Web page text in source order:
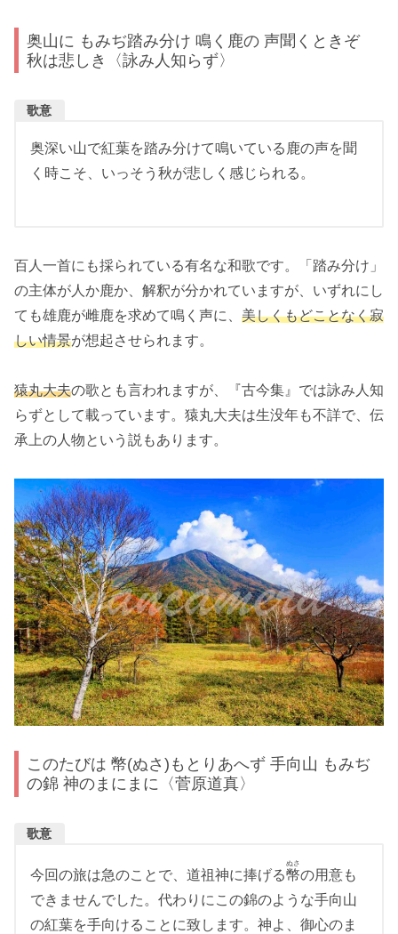
奥山に もみぢ踏み分け 鳴く鹿の 声聞くときぞ
秋は悲しき〈詠み人知らず〉
歌意
奥深い山で紅葉を踏み分けて鳴いている鹿の声を聞
く時こそ、いっそう秋が悲しく感じられる。
百人一首にも採られている有名な和歌です。「踏み分け」
の主体が人か鹿か、解釈が分かれていますが、いずれにし
ても雄鹿が雌鹿を求めて鳴く声に、 美しくもどことなく寂
しい情景が想起させられます。
猿丸大夫の歌とも言われますが、『古今集』では詠み人知
らずとして載っています。猿丸大夫は生没年も不詳で、伝
承上の人物という説もあります。
このたびは 幣(ぬさ)もとりあへず 手向山 もみぢ
の錦 神のまにまに〈菅原道真〉
歌意
今回の旅は急のことで、道祖神に捧げる幣
ぬさ
の用意も
できませんでした。代わりにこの錦のような手向山
の紅葉を手向けることに致します。神よ、御心のま